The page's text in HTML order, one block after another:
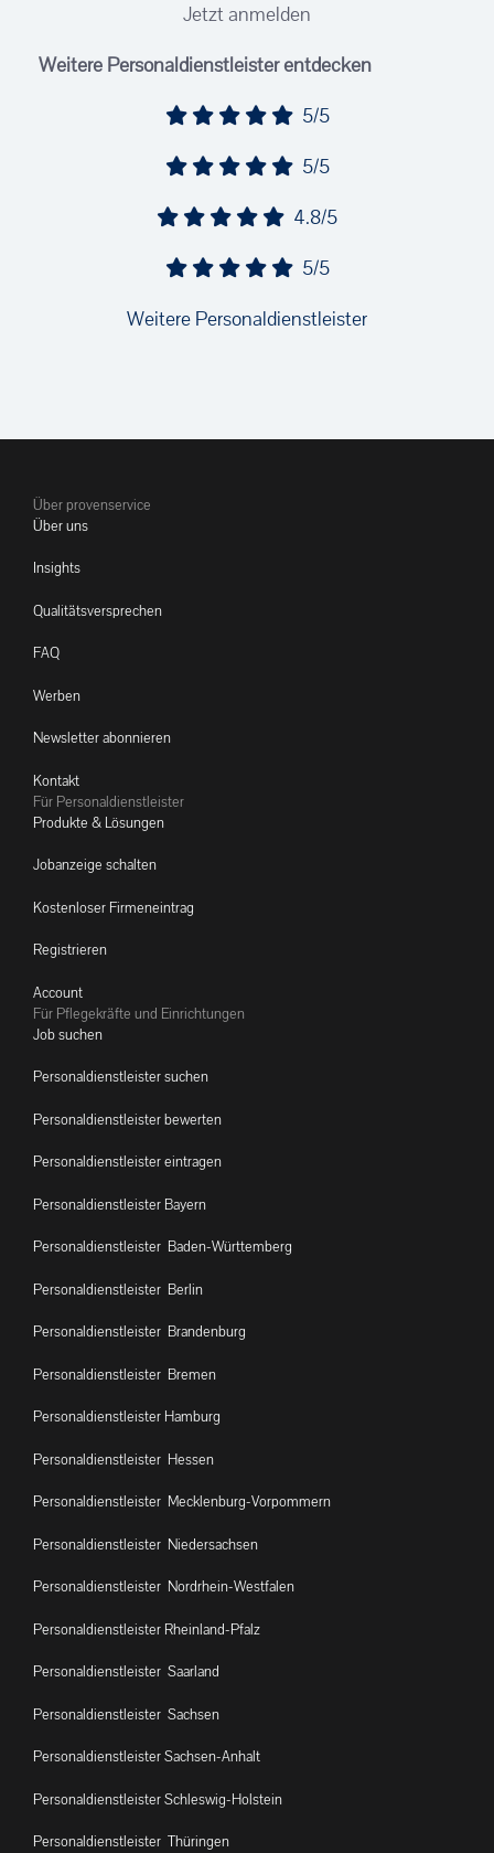
Jetzt anmelden
Weitere Personaldienstleister entdecken
5/5
5/5
4.8/5
5/5
Weitere Personaldienstleister
Über provenservice
Über uns
Insights
Qualitätsversprechen
FAQ
Werben
Newsletter abonnieren
Kontakt
Für Personaldienstleister
Produkte & Lösungen
Jobanzeige schalten
Kostenloser Firmeneintrag
Registrieren
Account
Für Pflegekräfte und Einrichtungen
Job suchen
Personaldienstleister suchen
Personaldienstleister bewerten
Personaldienstleister eintragen
Personaldienstleister Bayern
Personaldienstleister Baden-Württemberg
Personaldienstleister Berlin
Personaldienstleister Brandenburg
Personaldienstleister Bremen
Personaldienstleister Hamburg
Personaldienstleister Hessen
Personaldienstleister Mecklenburg-Vorpommern
Personaldienstleister Niedersachsen
Personaldienstleister Nordrhein-Westfalen
Personaldienstleister Rheinland-Pfalz
Personaldienstleister Saarland
Personaldienstleister Sachsen
Personaldienstleister Sachsen-Anhalt
Personaldienstleister Schleswig-Holstein
Personaldienstleister Thüringen